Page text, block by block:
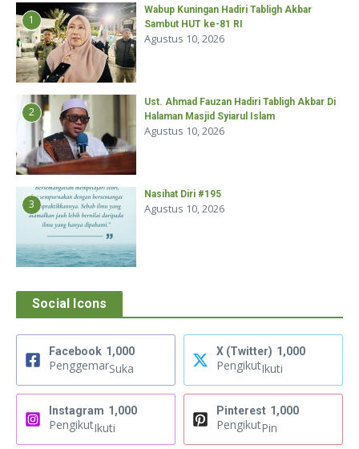
1
Wabup Kuningan Hadiri Tabligh Akbar
Sambut HUT ke-81 RI
Agustus 10, 2026
2
Ust. Ahmad Fauzan Hadiri Tabligh Akbar Di
Halaman Masjid Syiarul Islam
Agustus 10, 2026
3
Nasihat Diri #195
Agustus 10, 2026
Social Icons
Facebook 1,000
PenggemarSuka
X (Twitter) 1,000
PengikutIkuti
Instagram 1,000
PengikutIkuti
Pinterest 1,000
PengikutPin